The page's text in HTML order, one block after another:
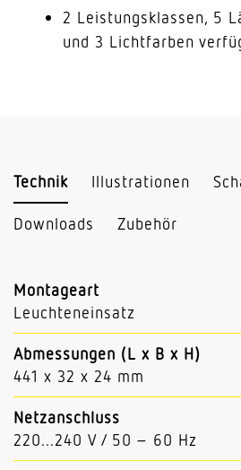
2 Leistungsklassen, 5
und 3 Lichtfarben
Technik Illustrationen
Downloads Zubehör
Montageart
Leuchteneinsatz
Abmessungen (L x B x H)
441 x 32 x 24 mm
Netzanschluss
220...240 V / 50 – 60 Hz